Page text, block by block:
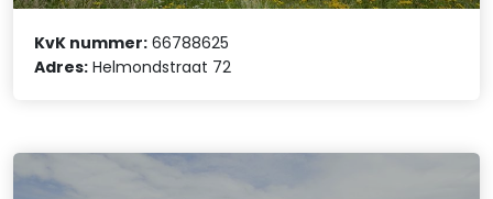
KvK nummer: 66788625
Adres: Helmondstraat 72